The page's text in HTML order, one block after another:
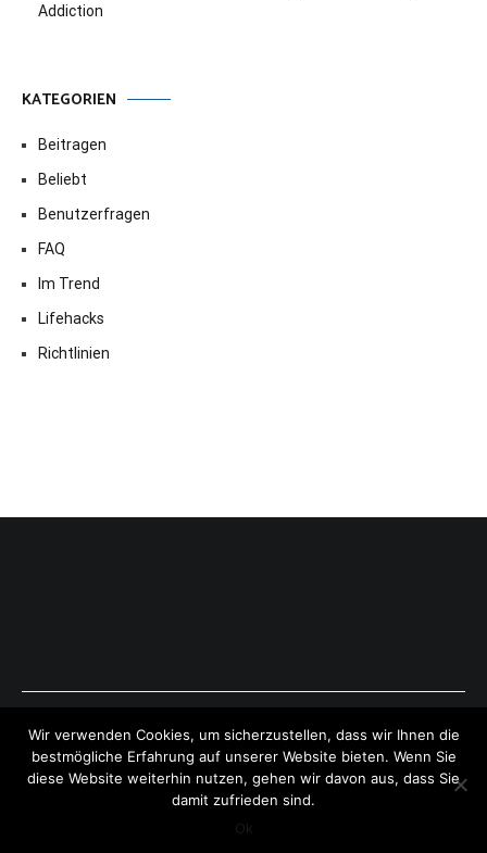
Addiction
KATEGORIEN
Beitragen
Beliebt
Benutzerfragen
FAQ
Im Trend
Lifehacks
Richtlinien
Copyright © 2026ExpressAntworten.com . All rights reserved.
Theme:Cenote by ThemeGrill. Powered byWordPress .
Wir verwenden Cookies, um sicherzustellen, dass wir Ihnen die
bestmögliche Erfahrung auf unserer Website bieten. Wenn Sie
diese Website weiterhin nutzen, gehen wir davon aus, dass Sie
damit zufrieden sind.
Ok